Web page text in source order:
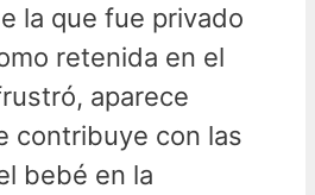
la que fue privado
retenida en el
aparece
contribuye con las
bebé en la